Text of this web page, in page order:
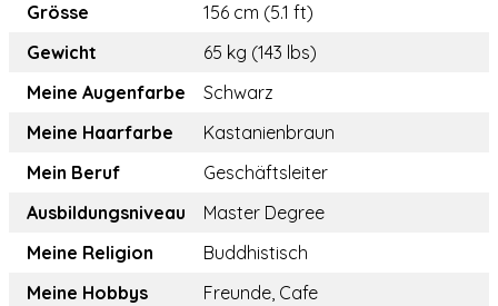
Grösse
156 cm (5.1 ft)
Gewicht
65 kg (143 lbs)
Meine Augenfarbe
Schwarz
Meine Haarfarbe
Kastanienbraun
Mein Beruf
Geschäftsleiter
Ausbildungsniveau
Master Degree
Meine Religion
Buddhistisch
Meine Hobbys
Freunde, Cafe